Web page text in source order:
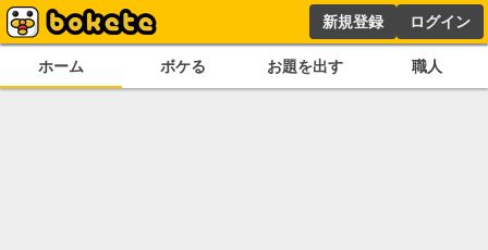
新規登録 ログイン
ホーム ボケる お題を出す 職人